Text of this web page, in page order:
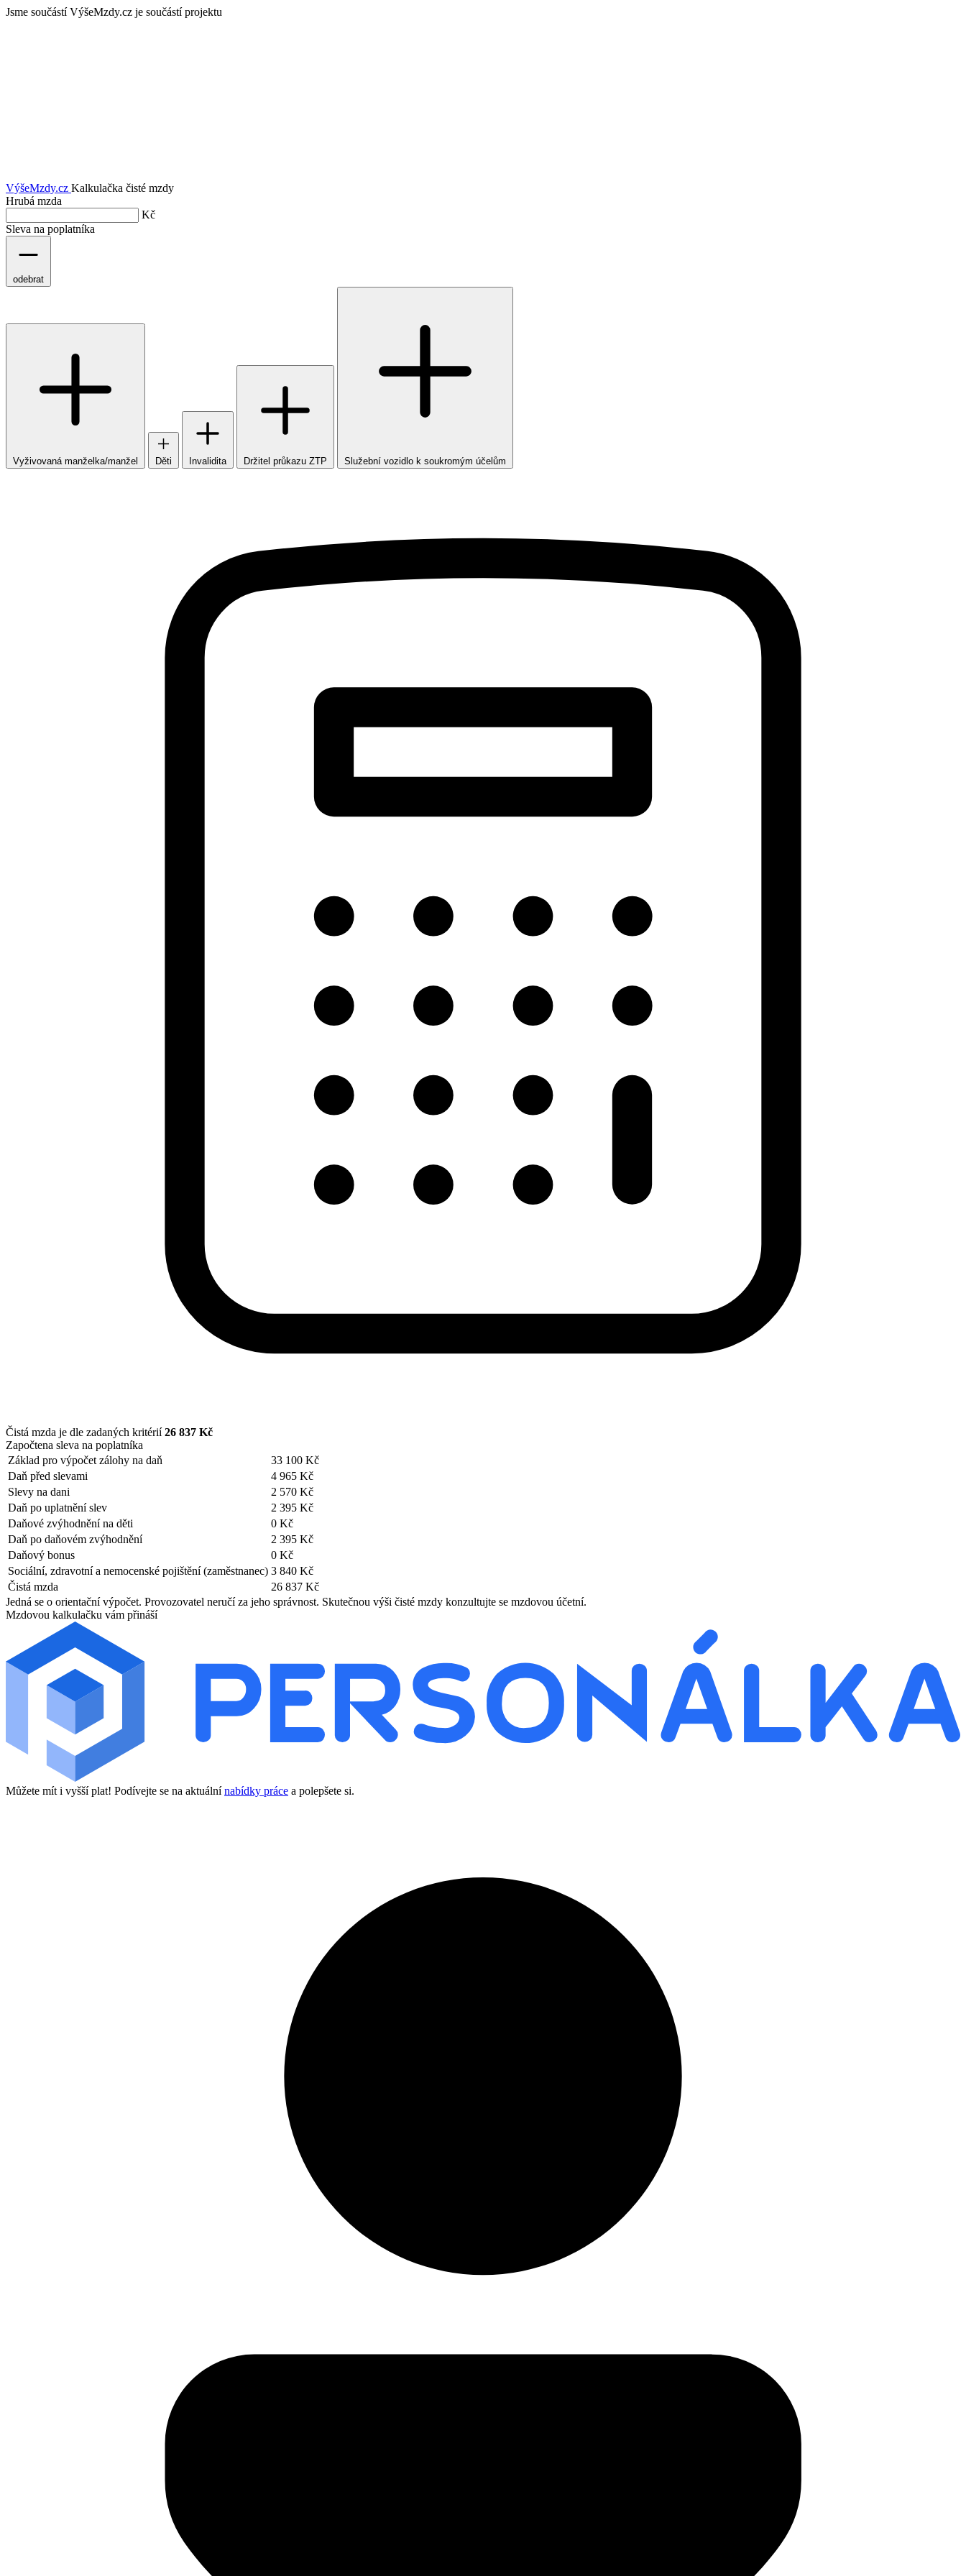
Jsme součástí VýšeMzdy.cz je součástí projektu
VýšeMzdy.cz Kalkulačka čisté mzdy
Hrubá mzda
Kč
Sleva na poplatníka
odebrat
Vyživovaná manželka/manžel Děti Invalidita Držitel průkazu ZTP Služební vozidlo k soukromým účelům
Čistá mzda je dle zadaných kritérií26 837 Kč
Započtena sleva na poplatníka
Základ pro výpočet zálohy na daň
33 100 Kč
Daň před slevami
4 965 Kč
Slevy na dani
2 570 Kč
Daň po uplatnění slev
2 395 Kč
Daňové zvýhodnění na děti
0 Kč
Daň po daňovém zvýhodnění
2 395 Kč
Daňový bonus
0 Kč
Sociální, zdravotní a nemocenské pojištění (zaměstnanec) 3 840 Kč
Čistá mzda
26 837 Kč
Jedná se o orientační výpočet. Provozovatel neručí za jeho správnost. Skutečnou výši čisté mzdy konzultujte se mzdovou účetní.
Mzdovou kalkulačku vám přináší
Můžete mít i vyšší plat! Podívejte se na aktuálnínabídky práce a polepšete si.